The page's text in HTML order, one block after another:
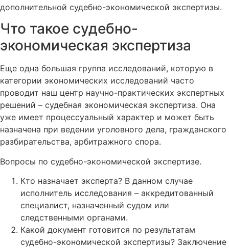
дополнительной судебно-экономической экспертизы.
Что такое судебно-
экономическая экспертиза
Еще одна большая группа исследований, которую в
категории экономических исследований часто
проводит наш центр научно-практических экспертных
решений – судебная экономическая экспертиза. Она
уже имеет процессуальный характер и может быть
назначена при ведении уголовного дела, гражданского
разбирательства, арбитражного спора.
Вопросы по судебно-экономической экспертизе.
Кто назначает эксперта? В данном случае
исполнитель исследования – аккредитованный
специалист, назначенный судом или
следственными органами.
Какой документ готовится по результатам
судебно-экономической экспертизы? Заключение